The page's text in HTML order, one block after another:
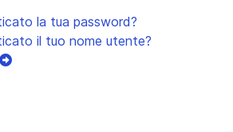
la tua password?
il tuo nome utente?